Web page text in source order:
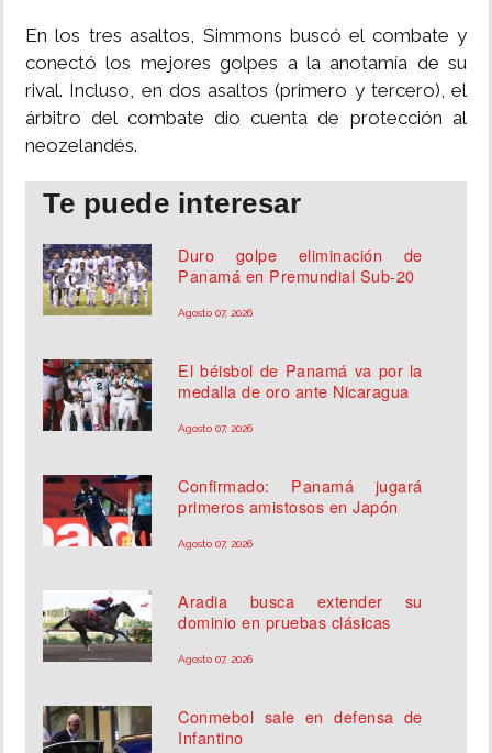
En los tres asaltos, Simmons buscó el combate y
conectó los mejores golpes a la anotamía de su
rival. Incluso, en dos asaltos (primero y tercero), el
árbitro del combate dio cuenta de protección al
neozelandés.
Te puede interesar
Duro golpe eliminación de
Panamá en Premundial Sub-20
Agosto 07, 2026
El béisbol de Panamá va por la
medalla de oro ante Nicaragua
Agosto 07, 2026
Confirmado: Panamá jugará
primeros amistosos en Japón
Agosto 07, 2026
Aradia busca extender su
dominio en pruebas clásicas
Agosto 07, 2026
Conmebol sale en defensa de
Infantino